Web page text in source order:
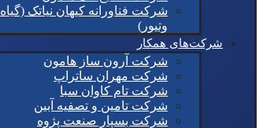
شرکت فناورانه کیهان نیاتک (گیاه
وتیور)
شرکت‌های همکار
شرکت آرون ساز هامون
شرکت مهران ساتراپ
شرکت تام کاوان سبا
شرکت تامین و تصفیه آبین
شرکت بسپار صنعت پژوه